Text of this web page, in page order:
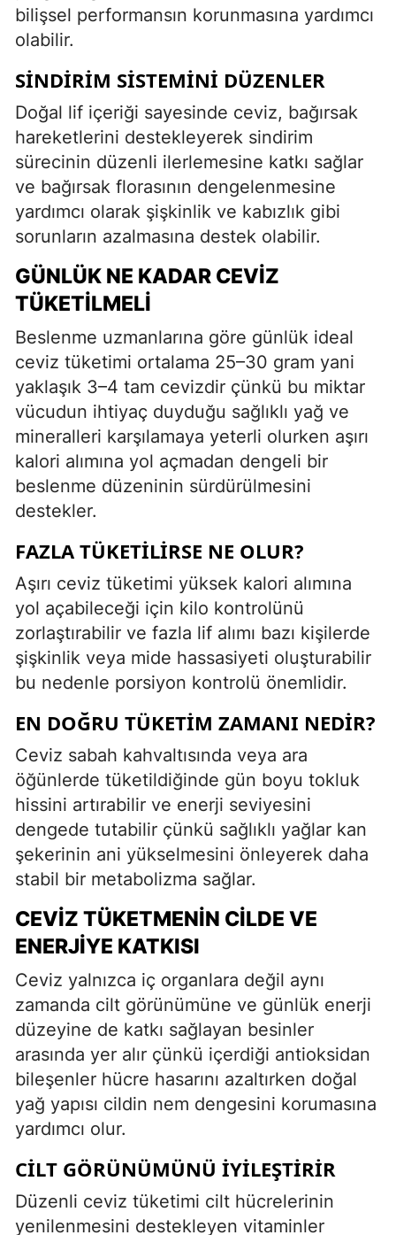
bilişsel performansın korunmasına yardımcı
olabilir.
SINDIRIM SISTEMINI DÜZENLER
Doğal lif içeriği sayesinde ceviz, bağırsak
hareketlerini destekleyerek sindirim
sürecinin düzenli ilerlemesine katkı sağlar
ve bağırsak florasının dengelenmesine
yardımcı olarak şişkinlik ve kabızlık gibi
sorunların azalmasına destek olabilir.
GÜNLÜK NE KADAR CEVIZ
TÜKETILMELI
Beslenme uzmanlarına göre günlük ideal
ceviz tüketimi ortalama 25–30 gram yani
yaklaşık 3–4 tam cevizdir çünkü bu miktar
vücudun ihtiyaç duyduğu sağlıklı yağ ve
mineralleri karşılamaya yeterli olurken aşırı
kalori alımına yol açmadan dengeli bir
beslenme düzeninin sürdürülmesini
destekler.
FAZLA TÜKETILIRSE NE OLUR?
Aşırı ceviz tüketimi yüksek kalori alımına
yol açabileceği için kilo kontrolünü
zorlaştırabilir ve fazla lif alımı bazı kişilerde
şişkinlik veya mide hassasiyeti oluşturabilir
bu nedenle porsiyon kontrolü önemlidir.
EN DOĞRU TÜKETIM ZAMANI NEDIR?
Ceviz sabah kahvaltısında veya ara
öğünlerde tüketildiğinde gün boyu tokluk
hissini artırabilir ve enerji seviyesini
dengede tutabilir çünkü sağlıklı yağlar kan
şekerinin ani yükselmesini önleyerek daha
stabil bir metabolizma sağlar.
CEVIZ TÜKETMENIN CILDE VE
ENERJIYE KATKISI
Ceviz yalnızca iç organlara değil aynı
zamanda cilt görünümüne ve günlük enerji
düzeyine de katkı sağlayan besinler
arasında yer alır çünkü içerdiği antioksidan
bileşenler hücre hasarını azaltırken doğal
yağ yapısı cildin nem dengesini korumasına
yardımcı olur.
CILT GÖRÜNÜMÜNÜ İYILEŞTIRIR
Düzenli ceviz tüketimi cilt hücrelerinin
yenilenmesini destekleyen vitaminler